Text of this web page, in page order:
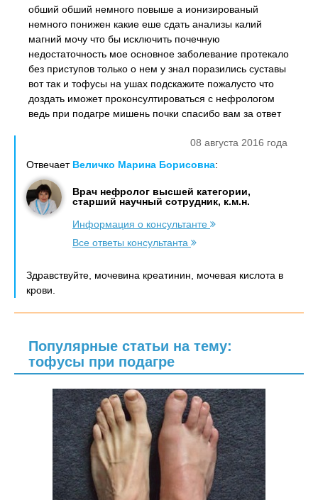
обший обший немного повыше а ионизированый
немного понижен какие еше сдать анализы калий
магний мочу что бы исключить почечную
недостаточность мое основное заболевание протекало
без приступов только о нем у знал поразились суставы
вот так и тофусы на ушах подскажите пожалусто что
доздать иможет проконсултироваться с нефрологом
ведь при подагре мишень почки спасибо вам за ответ
08 августа 2016 года
Отвечает Величко Марина Борисовна:
Врач нефролог высшей категории,
старший научный сотрудник, к.м.н.
Информация о консультанте
Все ответы консультанта
Здравствуйте, мочевина креатинин, мочевая кислота в
крови.
Популярные статьи на тему:
тофусы при подагре